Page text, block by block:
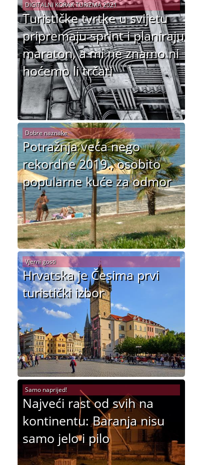
Turističke tvrtke u svijetu
pripremaju sprint i planiraju
maraton, a mi ne znamo ni
hoćemo li trčati
DIGITALNI KORAK TURIZMA 2021
Potražnja veća nego
rekordne 2019., osobito
popularne kuće za odmor
Dobre naznake
Hrvatska je Česima prvi
turistički izbor
Vjerni gosti
Najveći rast od svih na
kontinentu: Baranja nisu
samo jelo i pilo
Samo naprijed!